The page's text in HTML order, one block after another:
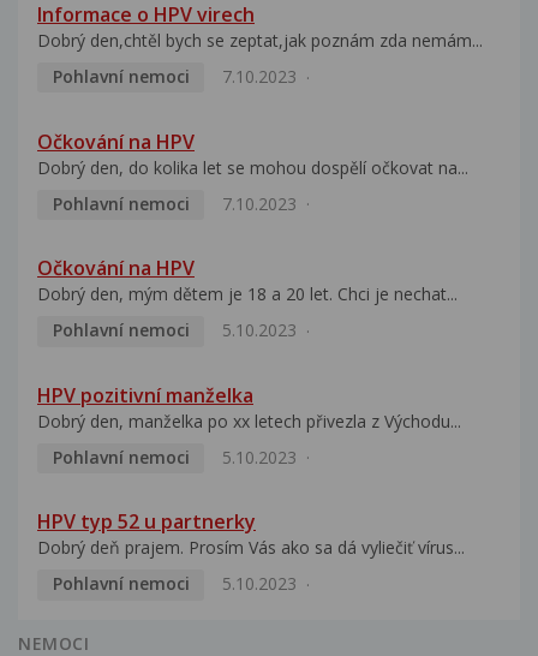
Informace o HPV virech
Dobrý den,chtěl bych se zeptat,jak poznám zda nemám...
Pohlavní nemoci
7.10.2023
Očkování na HPV
Dobrý den, do kolika let se mohou dospělí očkovat na...
Pohlavní nemoci
7.10.2023
Očkování na HPV
Dobrý den, mým dětem je 18 a 20 let. Chci je nechat...
Pohlavní nemoci
5.10.2023
HPV pozitivní manželka
Dobrý den, manželka po xx letech přivezla z Východu...
Pohlavní nemoci
5.10.2023
HPV typ 52 u partnerky
Dobrý deň prajem. Prosím Vás ako sa dá vyliečiť vírus...
Pohlavní nemoci
5.10.2023
NEMOCI